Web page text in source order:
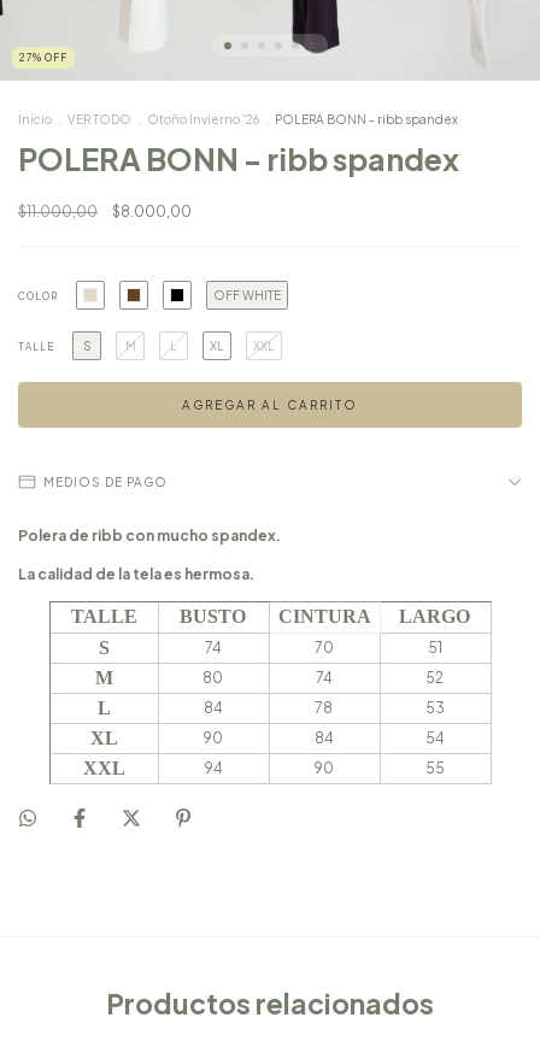
27% OFF
Inicio VER TODO Otoño Invierno '26 POLERA BONN - ribb spandex
POLERA BONN - ribb spandex
$11.000,00 $8.000,00
COLOR OFF WHITE
TALLE S M L XL XXL
MEDIOS DE PAGO
Polera de ribb con mucho spandex.
La calidad de la tela es hermosa.
TALLE BUSTO CINTURA
LARGO
S
74 70 51
M 80 74 52
L 84 78 53
XL 90 84 54
XXL 94 90 55
Productos relacionados